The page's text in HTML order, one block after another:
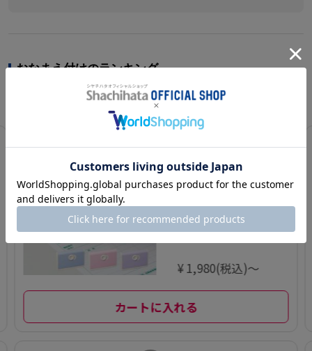
おなまえ付けのランキング
週別
1
キャップレス一
行印 PORTE ポル
テ (5×60mm)
ヨコ【別注品】
¥ 1,980(税込)～
カートに入れる